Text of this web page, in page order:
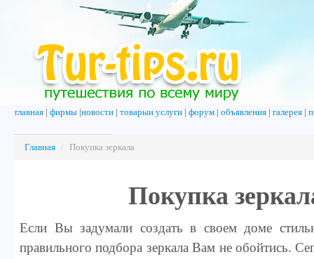
главная фирмы новости товарыи услуги форум объявления галерея
Главная / Покупка зеркала
Покупка
Если Вы задумали создать в своем доме
правильного подбора зеркала Вам не обойтись.